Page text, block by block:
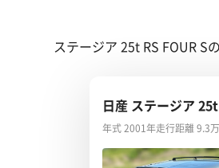
ステージア 25t RS FOUR S
日産 ステージア
年式 2001年走行距離 9.3